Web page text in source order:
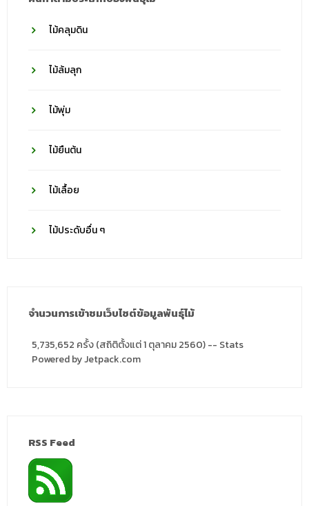
ไม้คลุมดิน
ไม้ล้มลุก
ไม้พุ่ม
ไม้ยืนต้น
ไม้เลื้อย
ไม้ประดับอื่น ๆ
จำนวนการเข้าชมเว็บไซต์ข้อมูลพันธุ์ไม้
5,735,652 ครั้ง (สถิติตั้งแต่ 1 ตุลาคม 2560) -- Stats
Powered by Jetpack.com
RSS Feed